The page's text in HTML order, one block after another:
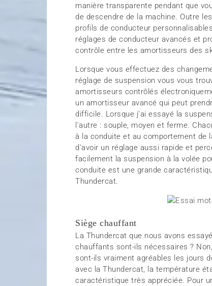
manière transparente pendant que
de descendre de la machine. Outre
profils de conducteur
réglages de conducteur avancés et
contrôle entre les amortisseurs des
Lorsque vous effectuez des
réglage de suspension vous vous
amortisseurs contrôlés
un amortisseur avancé qui peut
difficile. Lorsque j'ai essayé la
l'autre : souple, moyen et ferme.
à la conduite et au comportement de
d'avoir un réglage aussi rapide et
facilement la suspension à la volée
conduite est une grande
Thundercat.
Siège chauffant
La Thundercat que nous avons
chauffants sont-ils nécessaires ?
sont-ils vraiment agréables les jours
avec la Thundercat, la température
caractéristique très appréciée. Pour